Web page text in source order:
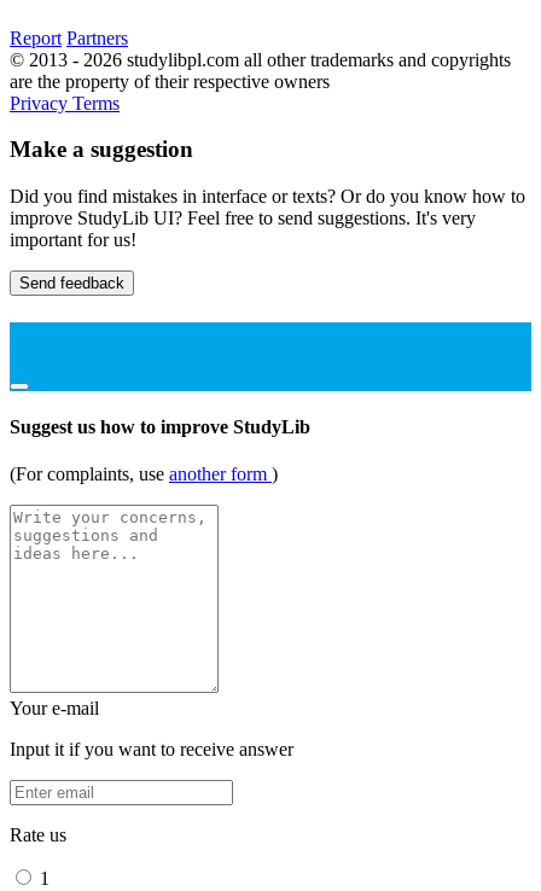
Report Partners
© 2013 - 2026 studylibpl.com all other trademarks and copyrights
are the property of their respective owners
Privacy Terms
Make a suggestion
Did you find mistakes in interface or texts? Or do you know how to
improve StudyLib UI? Feel free to send suggestions. It's very
important for us!
Send feedback
Suggest us how to improve StudyLib
(For complaints, use another form )
Your e-mail
Input it if you want to receive answer
Rate us
1